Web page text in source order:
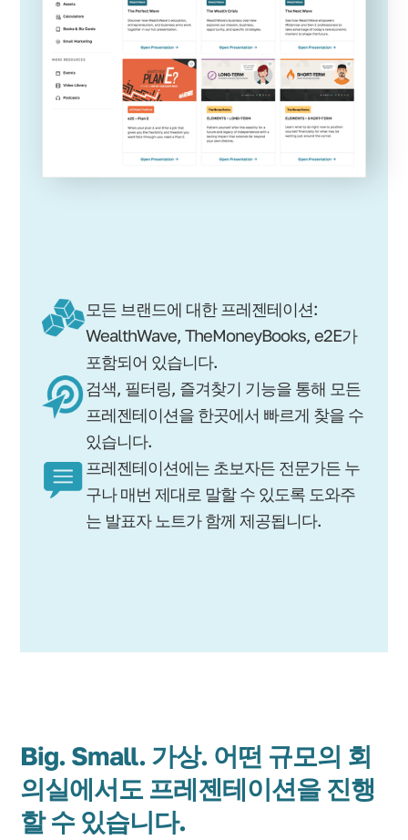
모든 브랜드에 대한 프레젠테이션:
WealthWave, TheMoneyBooks, e2E가
포함되어 있습니다.
검색, 필터링, 즐겨찾기 기능을 통해 모든
프레젠테이션을 한곳에서 빠르게 찾을 수
있습니다.
프레젠테이션에는 초보자든 전문가든 누
구나 매번 제대로 말할 수 있도록 도와주
는 발표자 노트가 함께 제공됩니다.
Big. Small. 가상. 어떤 규모의 회
의실에서도 프레젠테이션을 진행
할 수 있습니다.